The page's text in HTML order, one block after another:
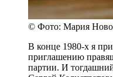
© Фото: Мария
В конце 1980-х я
приглашению
партии. И